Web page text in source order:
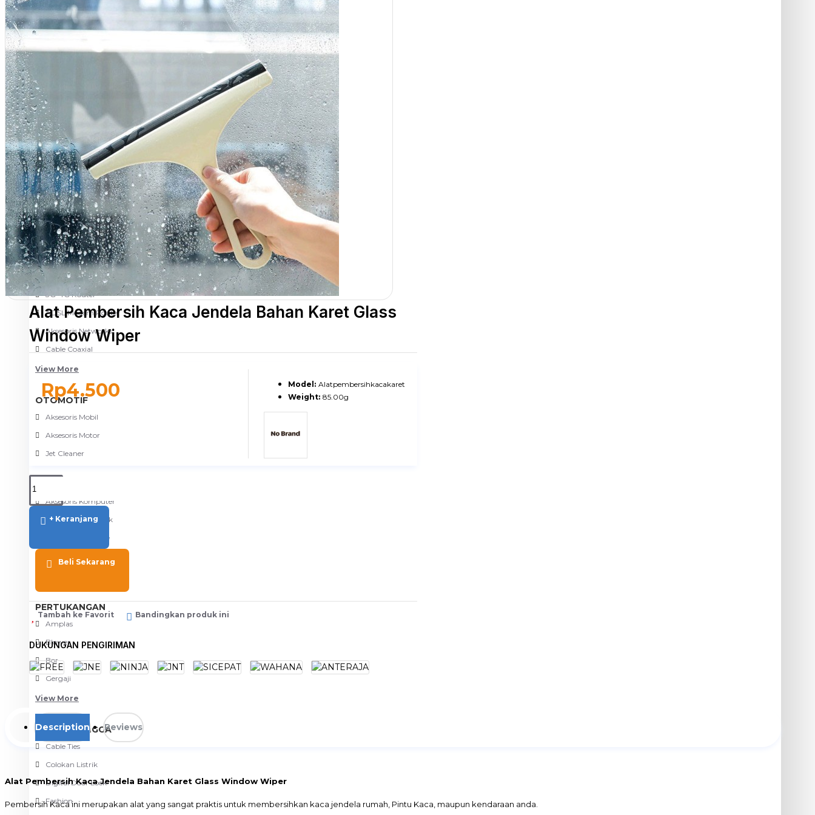
Aksesoris Kamera
Baterai
View More
KECANTIKAN
Rambut
Tubuh
Wajah
KESEHATAN
Alat Monitor Kesehatan
Kaki
Tubuh
NETWORKING
3G-4G Router
ADSL Modem Router
Aksesoris Networks
Cable Coaxial
View More
OTOMOTIF
Aksesoris Mobil
Aksesoris Motor
Jet Cleaner
Aksesoris Komputer
Aksesoris Notebook
Keyboard & Mouse
Meja Komputer
PERTUKANGAN
Amplas
Blower
Bor
Gergaji
View More
RUMAH TANGGA
Cable Ties
Colokan Listrik
Digital Door Lock
Fashion
Alat Pembersih Kaca Jendela Bahan Karet Glass
Window Wiper
Rp4.500 Model: Alatpembersihkacakaret
Weight: 85.00g
+ Keranjang
Beli Sekarang
Tambah ke Favorit Bandingkan produk ini
DUKUNGAN PENGIRIMAN
Description Reviews
Alat Pembersih Kaca Jendela Bahan Karet Glass Window Wiper
Pembersih Kaca ini merupakan alat yang sangat praktis untuk membersihkan kaca jendela rumah, Pintu Kaca, maupun kendaraan anda.